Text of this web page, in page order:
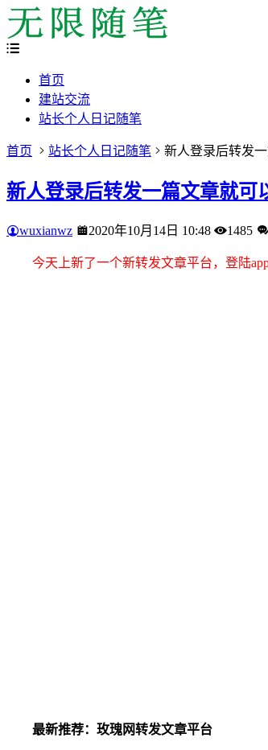
首页
建站交流
站长个人日记随笔
首页 站长个人日记随笔 新人登录后转发
新人登录后转发一篇文章就可
wuxianwz 2020年10月14日 10:48 1485
今天上新了一个新转发文章平台，登陆
最新推荐：玫瑰网转发文章平台